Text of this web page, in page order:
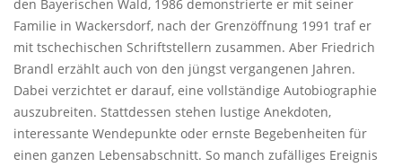
den Bayerischen Wald, 1986 demonstrierte er mit seiner
Familie in Wackersdorf, nach der Grenzöffnung 1991 traf er
mit tschechischen Schriftstellern zusammen. Aber Friedrich
Brandl erzählt auch von den jüngst vergangenen Jahren.
Dabei verzichtet er darauf, eine vollständige Autobiographie
auszubreiten. Stattdessen stehen lustige Anekdoten,
interessante Wendepunkte oder ernste Begebenheiten für
einen ganzen Lebensabschnitt. So manch zufälliges Ereignis